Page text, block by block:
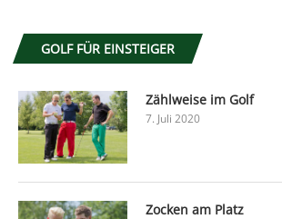
GOLF FÜR EINSTEIGER
Zählweise im Golf
7. Juli 2020
Zocken am Platz